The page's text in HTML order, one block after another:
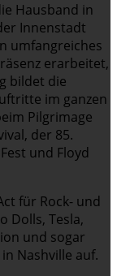
Hausband in
Innenstadt
umfangreiches
erarbeitet,
bildet die
im ganzen
Pilgrimage
der 85.
und Floyd
für Rock- und
Dolls, Tesla,
und sogar
Nashville auf.